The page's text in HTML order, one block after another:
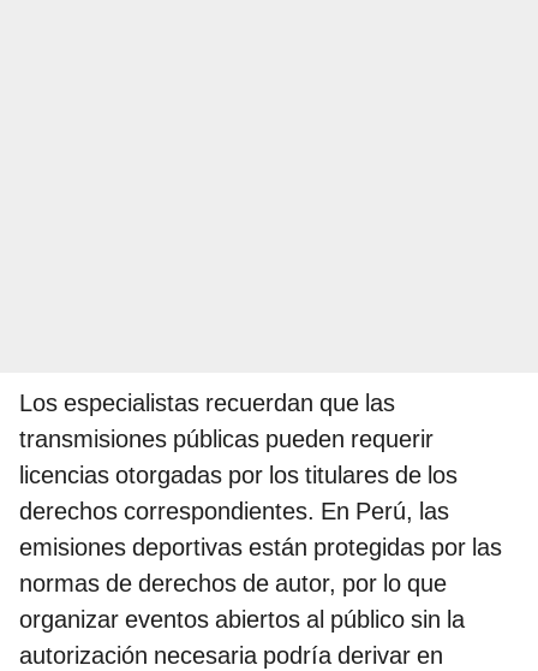
Los especialistas recuerdan que las
transmisiones públicas pueden requerir
licencias otorgadas por los titulares de los
derechos correspondientes. En Perú, las
emisiones deportivas están protegidas por las
normas de derechos de autor, por lo que
organizar eventos abiertos al público sin la
autorización necesaria podría derivar en